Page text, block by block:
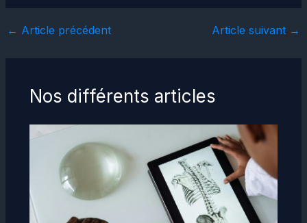
← Article précédent Article suivant →
Nos différents articles